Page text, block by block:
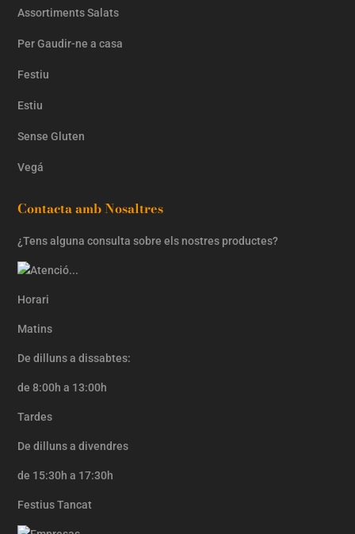
Assortiments Salats
Per Gaudir-ne a casa
Festiu
Estiu
Sense Gluten
Vegá
Contacta amb Nosaltres
¿Tens alguna consulta sobre els nostres productes?
Horari
Matins
De dilluns a dissabtes:
de 8:00h a 13:00h
Tardes
De dilluns a divendres
de 15:30h a 17:30h
Festius Tancat